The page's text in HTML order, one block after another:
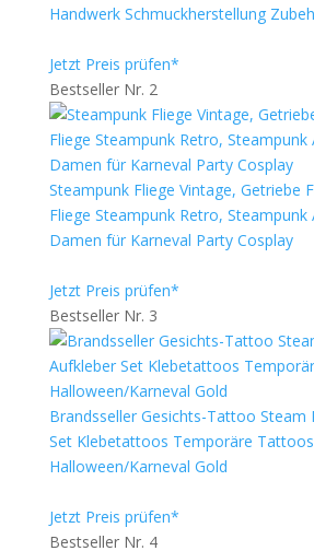
Handwerk Schmuckherstellung
Jetzt Preis prüfen*
Bestseller Nr. 2
Steampunk Fliege Vintage, Getriebe
Fliege Steampunk Retro, Steampunk
Damen für Karneval Party Cosplay
Jetzt Preis prüfen*
Bestseller Nr. 3
Brandsseller Gesichts-Tattoo Steam
Set Klebetattoos Temporäre Tattoos
Halloween/Karneval Gold
Jetzt Preis prüfen*
Bestseller Nr. 4